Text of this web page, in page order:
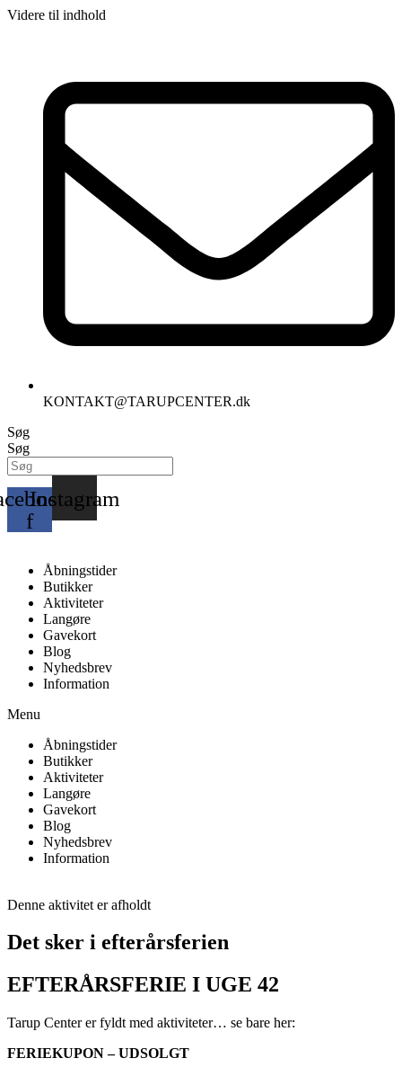
Videre til indhold
KONTAKT@TARUPCENTER.dk
Søg
Søg
f
Instagram
Åbningstider
Butikker
Aktiviteter
Langøre
Gavekort
Blog
Nyhedsbrev
Information
Menu
Åbningstider
Butikker
Aktiviteter
Langøre
Gavekort
Blog
Nyhedsbrev
Information
Denne aktivitet er afholdt
Det sker i efterårsferien
EFTERÅRSFERIE I UGE 42
Tarup Center er fyldt med aktiviteter… se bare her:
FERIEKUPON – UDSOLGT